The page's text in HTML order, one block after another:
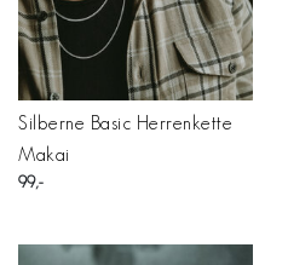
Silberne Basic Herrenkette
Makai
99